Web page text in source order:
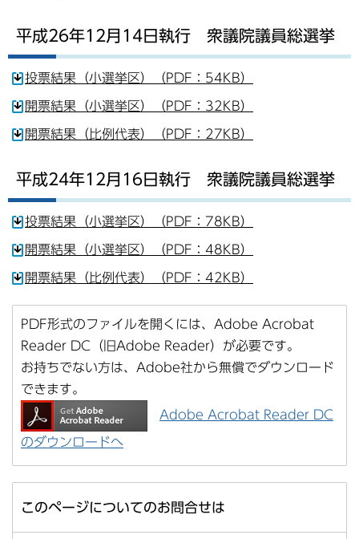
平成26年12月14日執行 衆議院議員総選挙
投票結果（小選挙区）（PDF：54KB）
開票結果（小選挙区）（PDF：32KB）
開票結果（比例代表）（PDF：27KB）
平成24年12月16日執行 衆議院議員総選挙
投票結果（小選挙区）（PDF：78KB）
開票結果（小選挙区）（PDF：48KB）
開票結果（比例代表）（PDF：42KB）
PDF形式のファイルを開くには、Adobe Acrobat
Reader DC（旧Adobe Reader）が必要です。
お持ちでない方は、Adobe社から無償でダウンロード
できます。
Adobe Acrobat Reader DC
のダウンロードへ
このページについてのお問合せは